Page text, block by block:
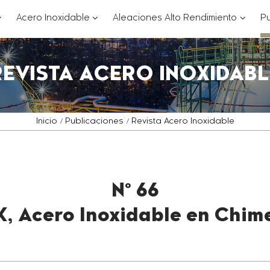
Acero Inoxidable???
Aleaciones Alto Rendimiento ???
ACERO
Inicio Publicaciones Revista Acero Inoxidable
Nº 66
Acero Inoxidable en